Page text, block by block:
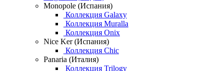
Monopole (Испания)
Коллекция Galaxy
Коллекция Muralla
Коллекция Onix
Nice Ker (Испания)
Коллекция Chic
Panaria (Италия)
Коллекция Trilogy